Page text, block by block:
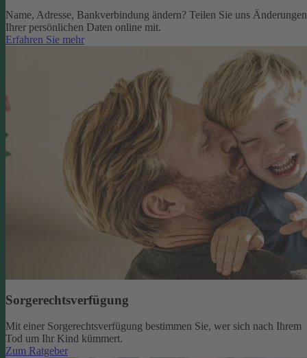
Name, Adresse, Bankverbindung ändern? Teilen Sie uns Änderungen
Ihrer persönlichen Daten online mit.
Erfahren Sie mehr
Sorgerechtsverfügung
Mit einer Sorgerechtsverfügung bestimmen Sie, wer sich nach Ihrem
Tod um Ihr Kind kümmert.
Zum Ratgeber